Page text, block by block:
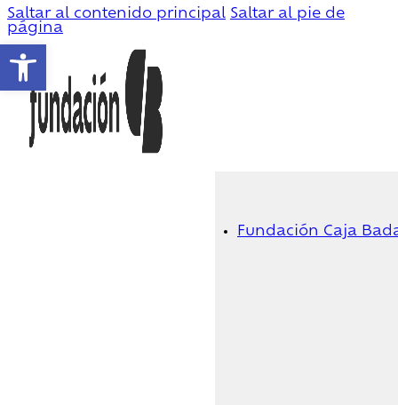
Abrir barra de herramientas
Saltar al contenido principal Saltar al pie de
página
Fundación Caja